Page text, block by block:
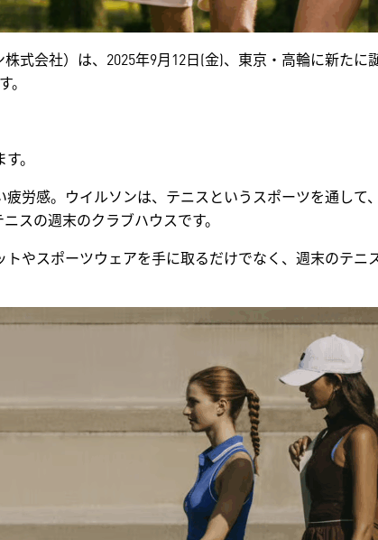
式会社）は、2025年9月12日(金)、東京・高輪に新たに
。
労感。ウイルソンは、テニスというスポーツを通し
スの週末のクラブハウスです。
やスポーツウェアを手に取るだけでなく、週末のテ